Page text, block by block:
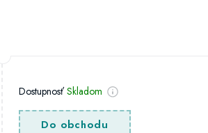
DostupnosťSkladom
Do obchodu